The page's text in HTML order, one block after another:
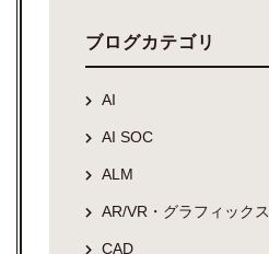
ブログカテゴリ
AI
AI SOC
ALM
AR/VR・グラフィックス
CAD